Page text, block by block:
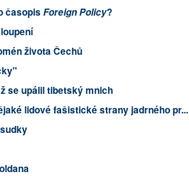
časopisForeign Policy?
života Čechů
se upálil tibetský mnich
lidové fašistické strany jadrného pr...